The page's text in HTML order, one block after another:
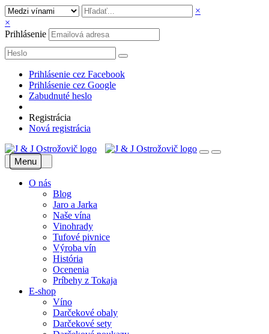
×
×
Prihlásenie
Prihlásenie cez Facebook
Prihlásenie cez Google
Zabudnuté heslo
Registrácia
Nová registrácia
Menu
O nás
Blog
Jaro a Jarka
Naše vína
Vinohrady
Tufové pivnice
Výroba vín
História
Ocenenia
Príbehy z Tokaja
E-shop
Víno
Darčekové obaly
Darčekové sety